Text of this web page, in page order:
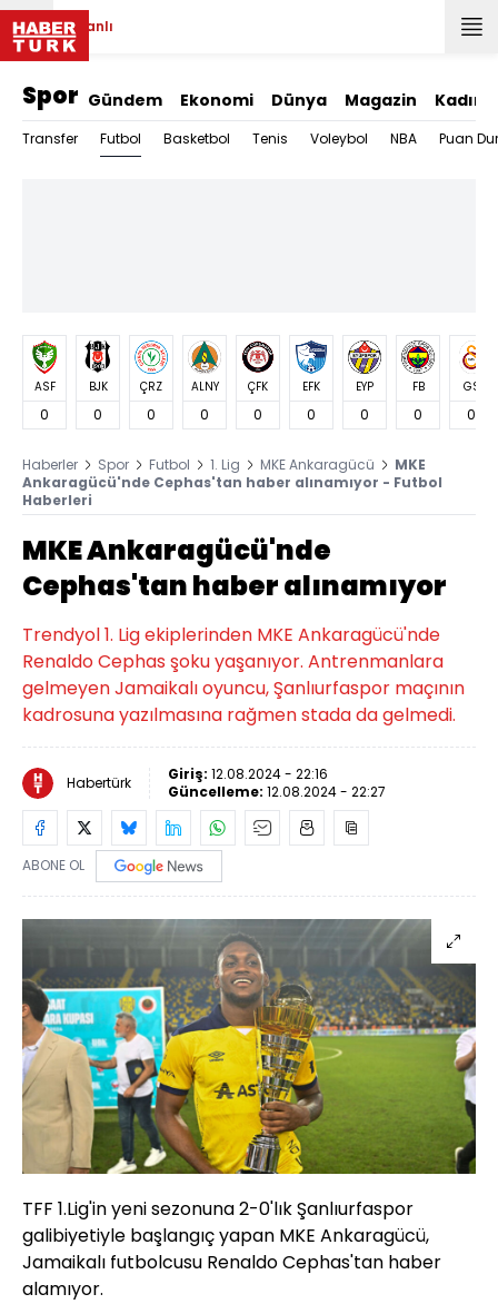
Canlı
Spor Gündem Ekonomi Dünya Magazin Kadın
Transfer Futbol Basketbol Tenis Voleybol NBA Puan
ASF
0
BJK
0
ÇRZ
0
ALNY
0
ÇFK
0
EFK
0
EYP
0
FB
0
GS
0
Haberler Spor Futbol 1. Lig MKE Ankaragücü
MKE
Ankaragücü'nde Cephas'tan haber alınamıyor - Futbol
Haberleri
MKE Ankaragücü'nde
Cephas'tan haber alınamıyor
Trendyol 1. Lig ekiplerinden MKE Ankaragücü'nde
Renaldo Cephas şoku yaşanıyor. Antrenmanlara
gelmeyen Jamaikalı oyuncu, Şanlıurfaspor maçının
kadrosuna yazılmasına rağmen stada da gelmedi.
Habertürk Giriş: 12.08.2024 - 22:16
Güncelleme: 12.08.2024 - 22:27
ABONE OL
TFF 1.Lig'in yeni sezonuna 2-0'lık Şanlıurfaspor
galibiyetiyle başlangıç yapan MKE Ankaragücü,
Jamaikalı futbolcusu Renaldo Cephas'tan haber
alamıyor.